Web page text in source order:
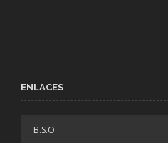
ENLACES
B.S.O